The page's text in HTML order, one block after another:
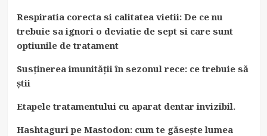
Respiratia corecta si calitatea vietii: De ce nu
trebuie sa ignori o deviatie de sept si care sunt
optiunile de tratament
Susținerea imunității în sezonul rece: ce trebuie să
știi
Etapele tratamentului cu aparat dentar invizibil.
Hashtaguri pe Mastodon: cum te găsește lumea